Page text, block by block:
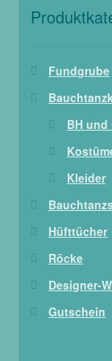
Fundgrube
BH und
Kleider
Hüfttücher
Röcke
Designer-
Gutschein